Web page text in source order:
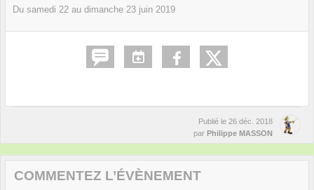
Du samedi 22 au dimanche 23 juin 2019
Publié le 26 déc. 2018
par Philippe MASSON
COMMENTEZ L’ÉVÈNEMENT